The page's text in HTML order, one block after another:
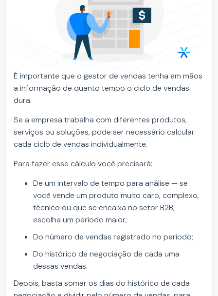
É importante que o gestor de vendas tenha em mãos
a informação de quanto tempo o ciclo de vendas
dura.
Se a empresa trabalha com diferentes produtos,
serviços ou soluções, pode ser necessário calcular
cada ciclo de vendas individualmente.
Para fazer esse cálculo você precisará:
De um intervalo de tempo para análise — se
você vende um produto muito caro, complexo,
técnico ou que se encaixa no setor B2B,
escolha um período maior;
Do número de vendas registrado no período;
Do histórico de negociação de cada uma
dessas vendas.
Depois, basta somar os dias do histórico de cada